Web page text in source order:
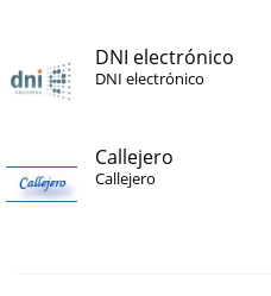
DNI electrónico
DNI electrónico
Callejero
Callejero